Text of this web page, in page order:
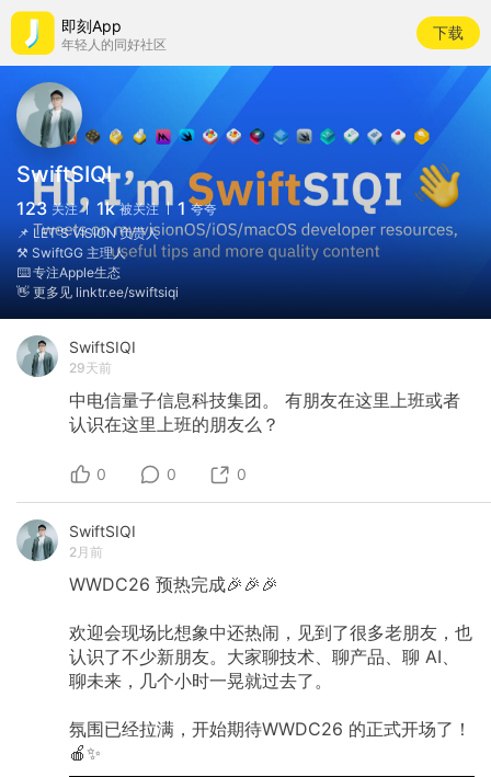
即刻App
年轻人的同好社区
下载
SwiftSIQI
123 关注 1k 被关注 1 夸夸
📌 LET'S VISION 负责人
⚒️ SwiftGG 主理人
⌨️ 专注Apple生态
👋 更多见 linktr.ee/swiftsiqi
SwiftSIQI
29天前
中电信量子信息科技集团。
有朋友在这里上班或者
认识在这里上班的朋友么？
0 0 0
SwiftSIQI
2月前
WWDC26 预热完成🎉🎉🎉
欢迎会现场比想象中还热闹，见到了很多老朋友，也
认识了不少新朋友。大家聊技术、聊产品、聊 AI、
聊未来，几个小时一晃就过去了。
氛围已经拉满，开始期待WWDC26 的正式开场了！
🍎✨